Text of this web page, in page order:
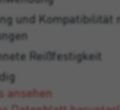
und Kompatibilität
Reißfestigkeit
ansehen